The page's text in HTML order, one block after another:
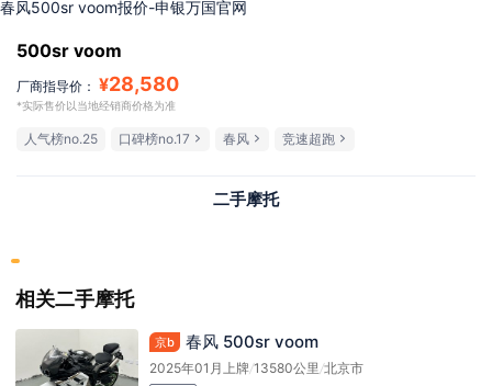
春风500sr voom报价-申银万国官网
500sr voom
厂商指导价： ¥28,580
*实际售价以当地经销商价格为准
人气榜no.25 口碑榜no.17 春风 竞速超跑
二手摩托
相关二手摩托
京b 春风 500sr voom
2025年01月上牌/13580公里 /北京市